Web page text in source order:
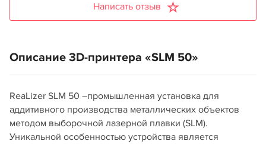
Написать отзыв
Описание 3D-принтера «SLM 50»
ReaLizer SLM 50 –промышленная установка для
аддитивного производства металлических объектов
методом выборочной лазерной плавки (SLM).
Уникальной особенностью устройства является